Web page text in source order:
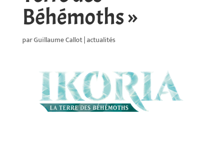
Béhémoths »
parGuillaume Callot|actualités